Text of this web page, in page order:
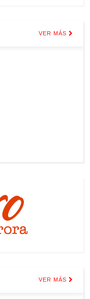
VER MÁS
VER MÁS